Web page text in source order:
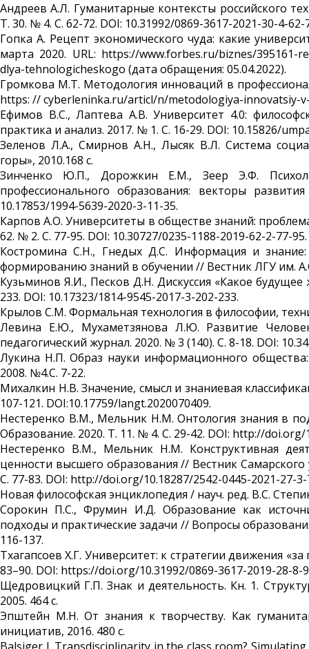
Андреев А.Л. Гуманитарные контексты российского
Т. 30. № 4. С. 62-72. DOI: 10.31992/0869-3617-2021-30-4-62-
Гопка А. Рецепт экономического чуда: какие
марта 2020. URL: https://www.forbes.ru/biznes/395161-
dlya-tehnologicheskogo (дата обращения: 05.04.2022).
Громкова М.Т. Методология инноваций в
https: // cyberleninka.ru/articl/n/metodologiya-innovatsiy-
Ефимов В.С., Лаптева А.В. Университет 4.0:
практика и анализ. 2017. № 1. С. 16-29. DOI: 10.15826/
Зеленов Л.А., Смирнов А.Н., Лысяк В.Л. Система
горы», 2010.168 с.
Зинченко Ю.П., Дорожкин Е.М., Зеер Э.Ф.
профессионального образования: векторы
10.17853/1994-5639-2020-3-11-35.
Карпов А.О. Университеты в обществе знаний:
62. № 2. С. 77-95. DOI: 10.30727/0235-1188-2019-62-2-77-95.
Костромина С.Н., Гнедых Д.С. Информация и
формированию знаний в обучении // Вестник ЛГУ им.
Кузьминов Я.И., Песков Д.Н. Дискуссия «Какое
233. DOI: 10.17323/1814-9545-2017-3-202-233.
Крылов С.М. Формальная технология в философии,
Левина Е.Ю., Мухаметзянова Л.Ю. Развитие
педагогический журнал. 2020. № 3 (140). С. 8-18. DOI:
Лукина Н.П. Образ науки информационного
2008. №4.С. 7-22.
Михалкин Н.В. Значение, смысл и знаниевая
107-121. DOI:10.17759/langt.2020070409.
Нестеренко В.М., Мельник Н.М. Онтология знания в
Образование. 2020. Т. 11. № 4. С. 29-42. DOI: http://doi.org/
Нестеренко В.М., Мельник Н.М. Конструктивная
ценности высшего образования // Вестник
С. 77-83. DOI: http://doi.org/10.18287/2542-0445-2021-27-3-
Новая философская энциклопедия / науч. ред. В.С.
Сорокин П.С., Фрумин И.Д. Образование как
подходы и практические задачи // Вопросы
116-137.
Тхагапсоев Х.Г. Университет: к стратегии движения
83–90. DOI: https://doi.org/10.31992/0869-3617-2019-28-8-
Щедровицкий Г.П. Знак и деятельность. Кн. 1.
2005. 464 с.
Эпштейн М.Н. От знания к творчеству. Как
инициатив, 2016. 480 с.